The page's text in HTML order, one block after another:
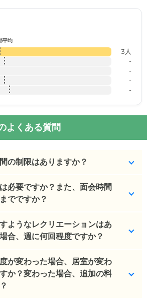
平均
3人
-
-
-
-
よくある質問
の制限はありますか？
。外泊も可能です。
必要ですか？また、面会時間
でですか？
とスムーズです。なるべく短時
答日: 2024/03/01)
ようなレクリエーションはあ
合、週に何回程度ですか？
。
答日: 2024/03/01)
が変わった場合、居室が変わ
か？変わった場合、追加の料